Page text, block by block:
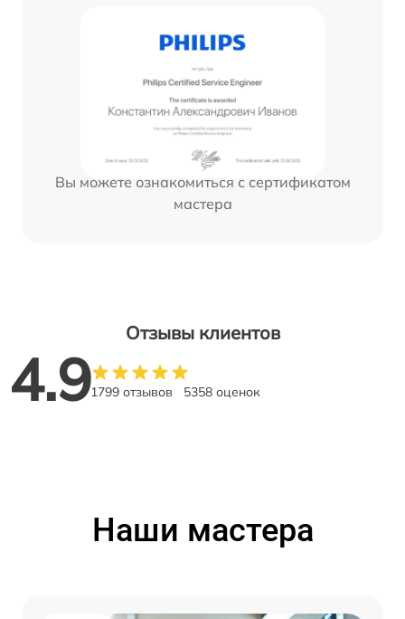
Вы можете ознакомиться с сертификатом
мастера
Отзывы клиентов
4.91799 отзывов 5358 оценок
Наши мастера